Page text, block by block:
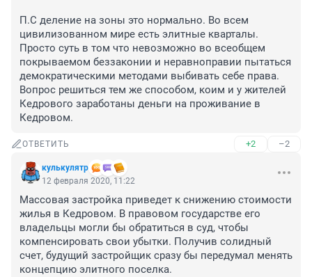
П.С деление на зоны это нормально. Во всем
цивилизованном мире есть элитные кварталы.
Просто суть в том что невозможно во всеобщем
покрываемом беззаконии и неравноправии пытаться
демократическими методами выбивать себе права.
Вопрос решиться тем же способом, коим и у жителей
Кедрового заработаны деньги на проживание в
Кедровом.
ОТВЕТИТЬ +2 –2
кулькулятр
12 февраля 2020, 11:22
Массовая застройка приведет к снижению стоимости
жилья в Кедровом. В правовом государстве его
владельцы могли бы обратиться в суд, чтобы
компенсировать свои убытки. Получив солидный
счет, будущий застройщик сразу бы передумал менять
концепцию элитного поселка.